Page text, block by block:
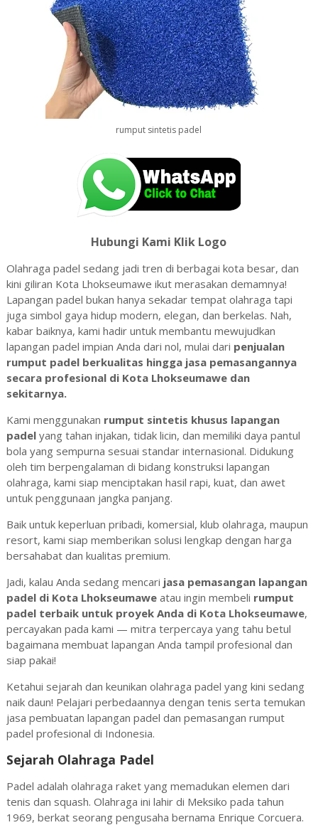
rumput sintetis padel
Hubungi Kami Klik Logo
Olahraga padel sedang jadi tren di berbagai kota besar, dan
kini giliran Kota Lhokseumawe ikut merasakan demamnya!
Lapangan padel bukan hanya sekadar tempat olahraga tapi
juga simbol gaya hidup modern, elegan, dan berkelas. Nah,
kabar baiknya, kami hadir untuk membantu mewujudkan
lapangan padel impian Anda dari nol, mulai dari penjualan
rumput padel berkualitas hingga jasa pemasangannya
secara profesional di Kota Lhokseumawe dan
sekitarnya.
Kami menggunakan rumput sintetis khusus lapangan
padelyang tahan injakan, tidak licin, dan memiliki daya pantul
bola yang sempurna sesuai standar internasional. Didukung
oleh tim berpengalaman di bidang konstruksi lapangan
olahraga, kami siap menciptakan hasil rapi, kuat, dan awet
untuk penggunaan jangka panjang.
Baik untuk keperluan pribadi, komersial, klub olahraga, maupun
resort, kami siap memberikan solusi lengkap dengan harga
bersahabat dan kualitas premium.
Jadi, kalau Anda sedang mencari jasa pemasangan lapangan
padel di Kota Lhokseumaweatau ingin membeli rumput
padel terbaik untuk proyek Anda di Kota Lhokseumawe,
percayakan pada kami — mitra terpercaya yang tahu betul
bagaimana membuat lapangan Anda tampil profesional dan
siap pakai!
Ketahui sejarah dan keunikan olahraga padel yang kini sedang
naik daun! Pelajari perbedaannya dengan tenis serta temukan
jasa pembuatan lapangan padel dan pemasangan rumput
padel profesional di Indonesia.
Sejarah Olahraga Padel
Padel adalah olahraga raket yang memadukan elemen dari
tenis dan squash. Olahraga ini lahir di Meksiko pada tahun
1969, berkat seorang pengusaha bernama Enrique Corcuera.